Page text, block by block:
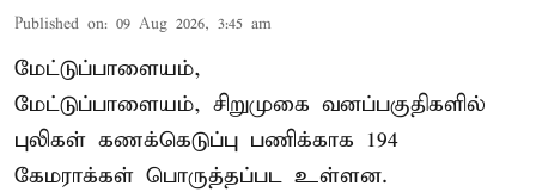
Published on: 09 Aug 2026, 3:45 am
மேட்டுப்பாளையம்,
மேட்டுப்பாளையம், சிறுமுகை வனப்பகுதிகளில்
புலிகள் கணக்கெடுப்பு பணிக்காக 194
கேமராக்கள் பொருத்தப்பட உள்ளன.